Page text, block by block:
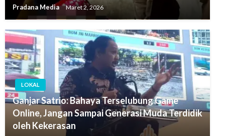
Pradana Media Maret 2, 2026
LOKAL
Ganjar Satrio: Bahaya Terselubung Game
Online, Jangan Sampai Generasi Muda Terdidik
oleh Kekerasan